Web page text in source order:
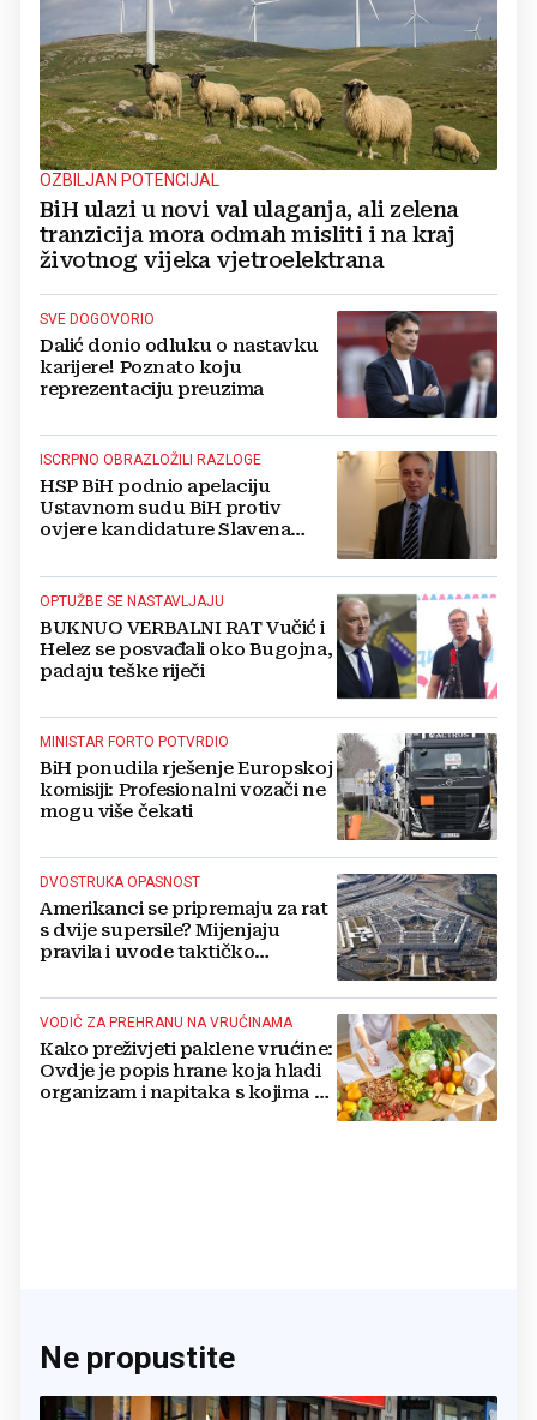
OZBILJAN POTENCIJAL
BiH ulazi u novi val ulaganja, ali zelena
tranzicija mora odmah misliti i na kraj
životnog vijeka vjetroelektrana
SVE DOGOVORIO
Dalić donio odluku o nastavku
karijere! Poznato koju
reprezentaciju preuzima
ISCRPNO OBRAZLOŽILI RAZLOGE
HSP BiH podnio apelaciju
Ustavnom sudu BiH protiv
ovjere kandidature Slavena
OPTUŽBE SE NASTAVLJAJU
BUKNUO VERBALNI RAT Vučić i
Helez se posvađali oko Bugojna,
padaju teške riječi
MINISTAR FORTO POTVRDIO
BiH ponudila rješenje Europskoj
komisiji: Profesionalni vozači ne
mogu više čekati
DVOSTRUKA OPASNOST
Amerikanci se pripremaju za rat
s dvije supersile? Mijenjaju
pravila i uvode taktičko
VODIČ ZA PREHRANU NA VRUĆINAMA
Kako preživjeti paklene vrućine:
Ovdje je popis hrane koja hladi
organizam i napitaka s kojima si
Ne propustite